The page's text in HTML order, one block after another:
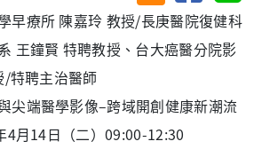
早療所 陳嘉玲 教授/長庚醫院復健科
王鐘賢 特聘教授、台大癌醫分院影
特聘主治醫師
尖端醫學影像–跨域開創健康新潮流
4月14日（二）09:00-12:30